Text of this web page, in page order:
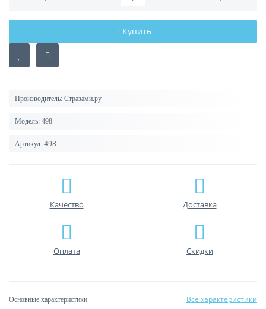
Купить
Производитель: Стразами.ру
Модель: 498
Артикул: 498
Качество Доставка
Оплата Скидки
Основные характеристики Все характеристики